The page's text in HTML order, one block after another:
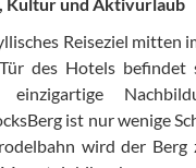
Reiseziel mitten
des Hotels befindet
einzigartige
ist nur wenige
wird der